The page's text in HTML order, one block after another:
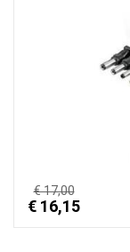
€ 17,00
€ 16,15